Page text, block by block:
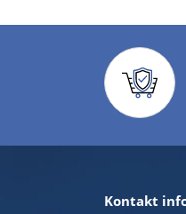
Kontakt